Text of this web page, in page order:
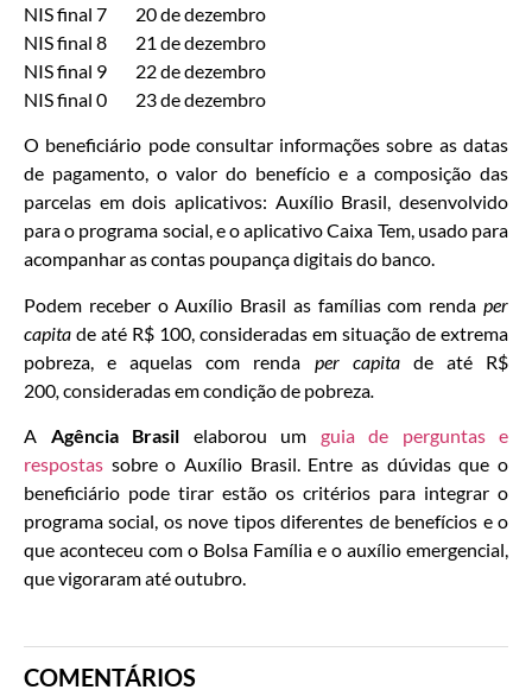
NIS final 7 20 de dezembro
NIS final 8 21 de dezembro
NIS final 9 22 de dezembro
NIS final 0 23 de dezembro
O beneficiário pode consultar informações sobre as datas
de pagamento, o valor do benefício e a composição das
parcelas em dois aplicativos: Auxílio Brasil, desenvolvido
para o programa social, e o aplicativo Caixa Tem, usado para
acompanhar as contas poupança digitais do banco.
Podem receber o Auxílio Brasil as famílias com renda per
capita de até R$ 100, consideradas em situação de extrema
pobreza, e aquelas com renda per capita de até R$
200 consideradas em condição de pobreza
A Agência Brasil elaborou um guia de perguntas e
respostas sobre o Auxílio Brasil. Entre as dúvidas que o
beneficiário pode tirar estão os critérios para integrar o
programa social, os nove tipos diferentes de benefícios e o
que aconteceu com o Bolsa Família e o auxílio emergencial,
que vigoraram até outubro.
COMENTÁRIOS